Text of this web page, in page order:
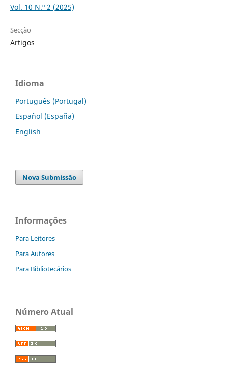
Vol. 10 N.º 2 (2025)
Secção
Artigos
Idioma
Português (Portugal)
Español (España)
English
Nova Submissão
Informações
Para Leitores
Para Autores
Para Bibliotecários
Número Atual